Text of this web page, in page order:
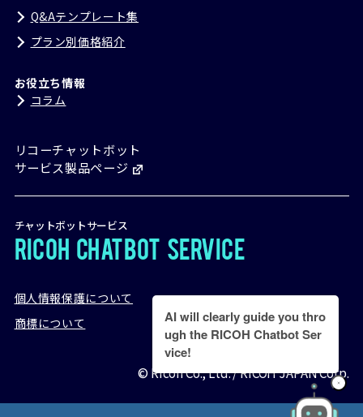
Q&Aテンプレート集
プラン別価格紹介
お役立ち情報
コラム
リコーチャットボット
サービス製品ページ
チャットボットサービス
RICOH Chatbot Service
個人情報保護について
商標について
© Ricoh Co., Ltd. / RICOH JAPAN Corp.
AI will clearly guide you thro
ugh the RICOH Chatbot Ser
vice!